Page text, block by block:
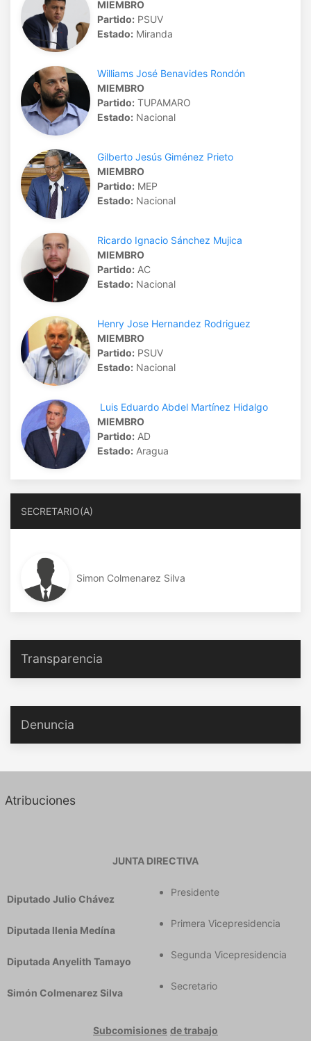
MIEMBRO
Partido: PSUV
Estado: Miranda
Williams José Benavides Rondón
MIEMBRO
Partido: TUPAMARO
Estado: Nacional
Gilberto Jesús Giménez Prieto
MIEMBRO
Partido: MEP
Estado: Nacional
Ricardo Ignacio Sánchez Mujica
MIEMBRO
Partido: AC
Estado: Nacional
Henry Jose Hernandez Rodriguez
MIEMBRO
Partido: PSUV
Estado: Nacional
Luis Eduardo Abdel Martínez Hidalgo
MIEMBRO
Partido: AD
Estado: Aragua
SECRETARIO(A)
Simon Colmenarez Silva
Transparencia
Denuncia
Atribuciones
JUNTA DIRECTIVA
Diputado Julio Chávez
Presidente
Diputada llenia Medína
Primera Vicepresidencia
Diputada Anyelith Tamayo
Segunda Vicepresidencia
Simón Colmenarez Silva
Secretario
Subcomisiones de trabajo